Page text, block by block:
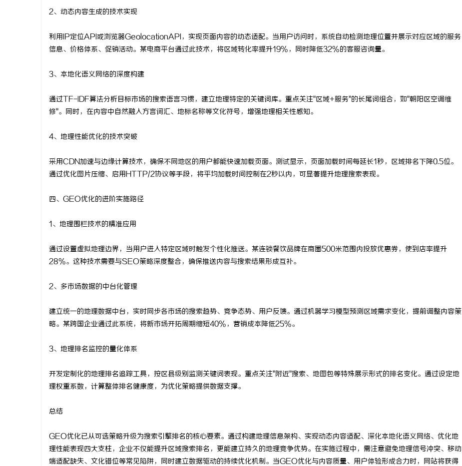
2、动态内容生成的技术实现
利用IP定位API或浏览器GeolocationAPI，实现页面内容的动态适配。当用户访问时，系统自动检测地理位置并展示对应区域的服务
信息、价格体系、促销活动。某电商平台通过此技术，将区域转化率提升19%，同时降低32%的客服咨询量。
3、本地化语义网络的深度构建
通过TF-IDF算法分析目标市场的搜索语言习惯，建立地理特定的关键词库。重点关注"区域+服务"的长尾词组合，如"朝阳区空调维
修"。同时，在内容中自然融入方言词汇、地标名称等文化符号，增强地理相关性感知。
4、地理性能优化的技术突破
采用CDN加速与边缘计算技术，确保不同地区的用户都能快速加载页面。测试显示，页面加载时间每延长1秒，区域排名下降0.5位。
通过优化图片压缩、启用HTTP/2协议等手段，将平均加载时间控制在2秒以内，可显著提升地理搜索表现。
四、GEO优化的进阶实施路径
1、地理围栏技术的精准应用
通过设置虚拟地理边界，当用户进入特定区域时触发个性化推送。某连锁餐饮品牌在商圈500米范围内投放优惠券，使到店率提升
28%。这种技术需要与SEO策略深度整合，确保推送内容与搜索结果形成互补。
2、多市场数据的中台化管理
建立统一的地理数据中台，实时同步各市场的搜索趋势、竞争态势、用户反馈。通过机器学习模型预测区域需求变化，提前调整内容策
略。某跨国企业通过此系统，将新市场开拓周期缩短40%，营销成本降低25%。
3、地理排名监控的量化体系
开发定制化的地理排名追踪工具，按区县级别监测关键词表现。重点关注"附近"搜索、地图包等特殊展示形式的排名变化。通过设定地
理权重系数，计算整体排名健康度，为优化策略提供数据支撑。
总结
GEO优化已从可选策略升级为搜索引擎排名的核心要素。通过构建地理信息架构、实现动态内容适配、深化本地化语义网络、优化地
理性能表现四大支柱，企业不仅能提升区域搜索排名，更能建立持久的地理竞争优势。在实施过程中，需注意避免地理信号冲突、移动
端适配缺失、文化错位等常见陷阱，同时建立数据驱动的持续优化机制。当GEO优化与内容质量、用户体验形成合力时，网站将获得